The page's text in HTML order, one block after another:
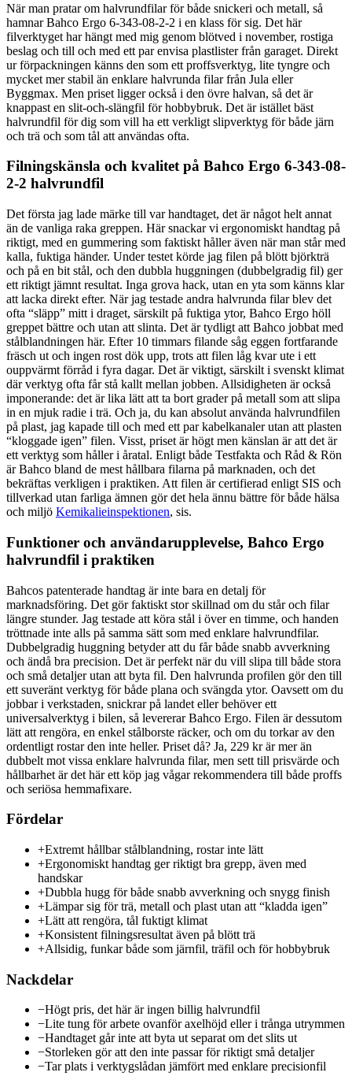
När man pratar om halvrundfilar för både snickeri och metall, så
hamnar Bahco Ergo 6-343-08-2-2 i en klass för sig. Det här
filverktyget har hängt med mig genom blötved i november, rostiga
beslag och till och med ett par envisa plastlister från garaget. Direkt
ur förpackningen känns den som ett proffsverktyg, lite tyngre och
mycket mer stabil än enklare halvrunda filar från Jula eller
Byggmax. Men priset ligger också i den övre halvan, så det är
knappast en slit-och-slängfil för hobbybruk. Det är istället bäst
halvrundfil för dig som vill ha ett verkligt slipverktyg för både järn
och trä och som tål att användas ofta.
Filningskänsla och kvalitet på Bahco Ergo 6-343-08-
2-2 halvrundfil
Det första jag lade märke till var handtaget, det är något helt annat
än de vanliga raka greppen. Här snackar vi ergonomiskt handtag på
riktigt, med en gummering som faktiskt håller även när man står med
kalla, fuktiga händer. Under testet körde jag filen på blött björkträ
och på en bit stål, och den dubbla huggningen (dubbelgradig fil) ger
ett riktigt jämnt resultat. Inga grova hack, utan en yta som känns klar
att lacka direkt efter. När jag testade andra halvrunda filar blev det
ofta “släpp” mitt i draget, särskilt på fuktiga ytor, Bahco Ergo höll
greppet bättre och utan att slinta. Det är tydligt att Bahco jobbat med
stålblandningen här. Efter 10 timmars filande såg eggen fortfarande
fräsch ut och ingen rost dök upp, trots att filen låg kvar ute i ett
ouppvärmt förråd i fyra dagar. Det är viktigt, särskilt i svenskt klimat
där verktyg ofta får stå kallt mellan jobben. Allsidigheten är också
imponerande: det är lika lätt att ta bort grader på metall som att slipa
in en mjuk radie i trä. Och ja, du kan absolut använda halvrundfilen
på plast, jag kapade till och med ett par kabelkanaler utan att plasten
“kloggade igen” filen. Visst, priset är högt men känslan är att det är
ett verktyg som håller i åratal. Enligt både Testfakta och Råd & Rön
är Bahco bland de mest hållbara filarna på marknaden, och det
bekräftas verkligen i praktiken. Att filen är certifierad enligt SIS och
tillverkad utan farliga ämnen gör det hela ännu bättre för både hälsa
och miljö Kemikalieinspektionen, sis.
Funktioner och användarupplevelse, Bahco Ergo
halvrundfil i praktiken
Bahcos patenterade handtag är inte bara en detalj för
marknadsföring. Det gör faktiskt stor skillnad om du står och filar
längre stunder. Jag testade att köra stål i över en timme, och handen
tröttnade inte alls på samma sätt som med enklare halvrundfilar.
Dubbelgradig huggning betyder att du får både snabb avverkning
och ändå bra precision. Det är perfekt när du vill slipa till både stora
och små detaljer utan att byta fil. Den halvrunda profilen gör den till
ett suveränt verktyg för både plana och svängda ytor. Oavsett om du
jobbar i verkstaden, snickrar på landet eller behöver ett
universalverktyg i bilen, så levererar Bahco Ergo. Filen är dessutom
lätt att rengöra, en enkel stålborste räcker, och om du torkar av den
ordentligt rostar den inte heller. Priset då? Ja, 229 kr är mer än
dubbelt mot vissa enklare halvrunda filar, men sett till prisvärde och
hållbarhet är det här ett köp jag vågar rekommendera till både proffs
och seriösa hemmafixare.
Fördelar
+Extremt hållbar stålblandning, rostar inte lätt
+Ergonomiskt handtag ger riktigt bra grepp, även med
handskar
+Dubbla hugg för både snabb avverkning och snygg finish
+Lämpar sig för trä, metall och plast utan att “kladda igen”
+Lätt att rengöra, tål fuktigt klimat
+Konsistent filningsresultat även på blött trä
+Allsidig, funkar både som järnfil, träfil och för hobbybruk
Nackdelar
−Högt pris, det här är ingen billig halvrundfil
−Lite tung för arbete ovanför axelhöjd eller i trånga utrymmen
−Handtaget går inte att byta ut separat om det slits ut
−Storleken gör att den inte passar för riktigt små detaljer
−Tar plats i verktygslådan jämfört med enklare precisionfil